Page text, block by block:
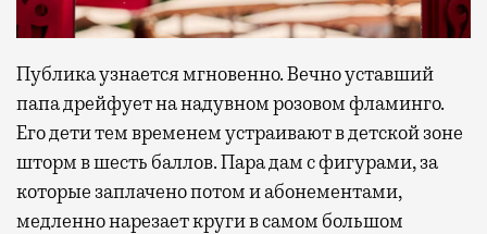
Публика узнается мгновенно. Вечно уставший
папа дрейфует на надувном розовом фламинго.
Его дети тем временем устраивают в детской зоне
шторм в шесть баллов. Пара дам с фигурами, за
которые заплачено потом и абонементами,
медленно нарезает круги в самом большом